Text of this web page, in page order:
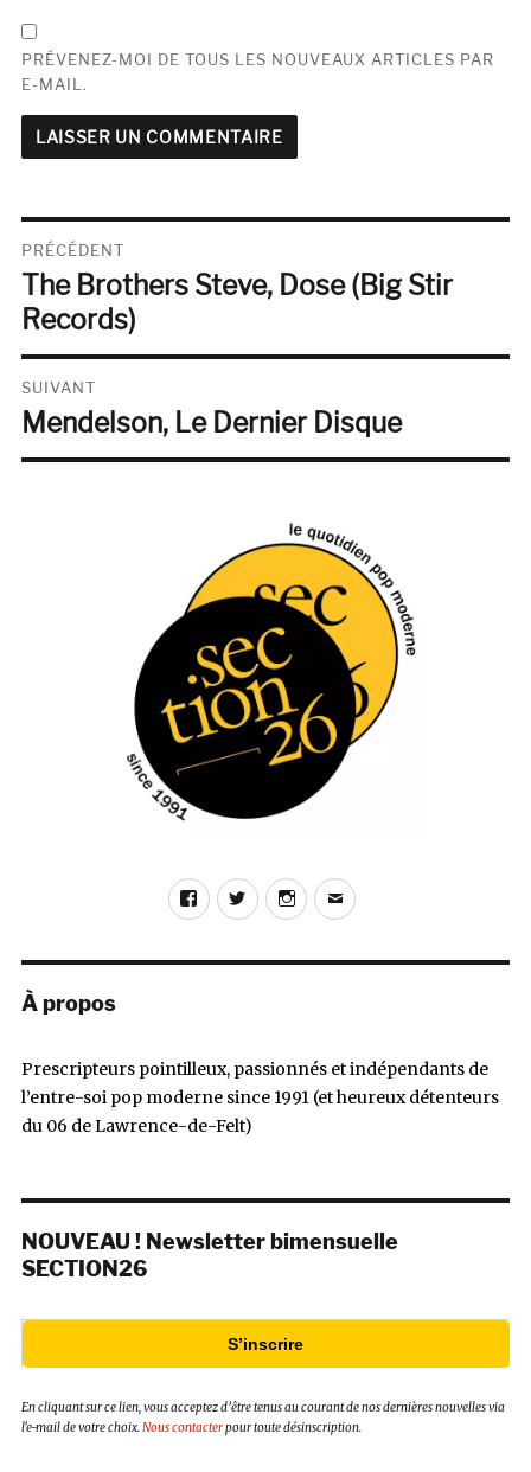
PRÉVENEZ-MOI DE TOUS LES NOUVEAUX ARTICLES PAR
E-MAIL.
Navigation
de
l’article
PRÉCÉDENT
Publication
précédente :
The Brothers Steve, Dose (Big Stir
Records)
SUIVANT
Publication
Mendelson, Le Dernier Disque
FacebookTwitterInstagram
E-
À propos
Prescripteurs pointilleux, passionnés et indépendants de
l’entre-soi pop moderne since 1991 (et heureux détenteurs
du 06 de Lawrence-de-Felt)
NOUVEAU ! Newsletter bimensuelle
SECTION26
S’inscrire
En cliquant sur ce lien, vous acceptez d’être tenus au courant de nos dernières nouvelles via
l’e-mail de votre choix.Nous contacterpour toute désinscription.